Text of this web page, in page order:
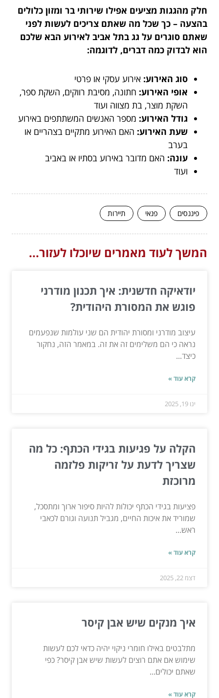
חלק מהגגות מציעים אפילו שירותי בר ומזון כלולים
בהצעה – כך שכל מה שאתם צריכים לעשות לפני
שאתם סוגרים על גג בתל אביב לאירוע הבא שלכם
הוא לבדוק כמה דברים, לדוגמה:
סוג האירוע: אירוע עסקי או פרטי
אופי האירוע: חתונה, מסיבת רווקים, השקת ספר,
השקת מוצר, בת מצווה ועוד
גודל האירוע: מספר האנשים המשתתפים באירוע
שעת האירוע: האם האירוע מתקיים בצהריים או
בערב
עונה: האם מדובר באירוע בסתיו או באביב
ועוד
פיננסים פנאי תיירות
המשך לעוד מאמרים שיוכלו לעזור...
יודאיקה חדשנית: איך תכנון מודרני
פוגש את המסורת היהודית?
עיצוב מודרני ומסורת יהודית הם שני עולמות שנפעמים
נראה כי הם משלימים זה את זה. במאמר הזה, נחקור
כיצד...
קרא עוד »
ינו 19, 2025
הקלה על פגיעות בגידי הכתף: כל מה
שצריך לדעת על זריקות פלזמה
מרוכזת
פציעות בגידי הכתף יכולות להיות סיפור ארוך ומתסכל,
שמוריד את איכות החיים, מגביל תנועה וגורם לכאבי
ראש...
קרא עוד »
דצמ 22, 2025
איך מנקים שיש אבן קיסר
מתלבטים באילו חומרי ניקוי יהיה כדאי לכם לעשות
שימוש אם אתם רוצים לעשות שיש אבן קיסר? כפי
שאתם יכולים...
קרא עוד »